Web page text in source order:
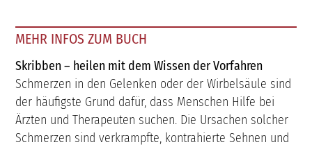
MEHR INFOS ZUM BUCH
Skribben – heilen mit dem Wissen der Vorfahren
Schmerzen in den Gelenken oder der Wirbelsäule sind
der häufigste Grund dafür, dass Menschen Hilfe bei
Ärzten und Therapeuten suchen. Die Ursachen solcher
Schmerzen sind verkrampfte, kontrahierte Sehnen und